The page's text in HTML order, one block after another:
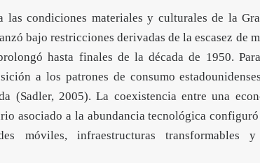
condiciones materiales y culturales de la
bajo restricciones derivadas de la escasez de
hasta finales de la década de 1950.
a los patrones de consumo
(Sadler, 2005). La coexistencia entre una
asociado a la abundancia tecnológica
móviles, infraestructuras transformables y